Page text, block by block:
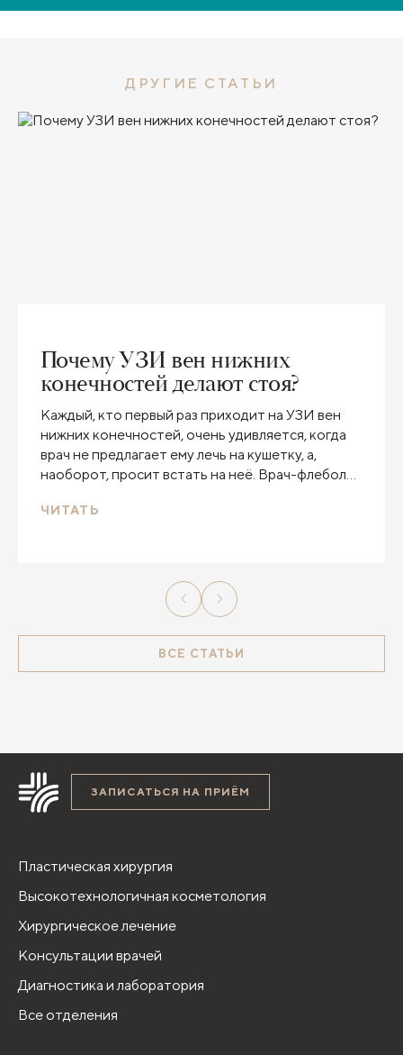
ДРУГИЕ СТАТЬИ
Почему УЗИ вен нижних
конечностей делают стоя?
Каждый, кто первый раз приходит на УЗИ вен
нижних конечностей, очень удивляется, когда
врач не предлагает ему лечь на кушетку, а,
наоборот, просит встать на неё. Врач-флеболог,
Леонидович Дука объясняет, почему только в
ЧИТАТЬ
ВСЕ СТАТЬИ
ЗАПИСАТЬСЯ НА ПРИЁМ
Пластическая хирургия
Высокотехнологичная косметология
Хирургическое лечение
Консультации врачей
Диагностика и лаборатория
Все отделения